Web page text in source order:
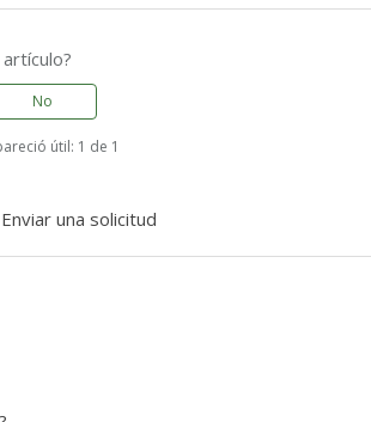
No
útil: 1 de 1
Enviar una solicitud